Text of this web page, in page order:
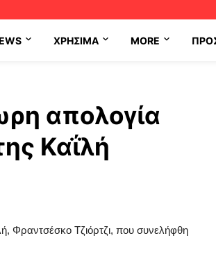
ΧΡΉΣΙΜΑ MORE
απολογία
Καΐλή
Φραντσέσκο Τζιόρτζι, που συνελήφθη